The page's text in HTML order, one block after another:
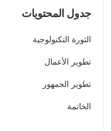
جدول المحتويات
الثورة التكنولوجية
تطوير الأعمال
تطوير الجمهور
الخاتمة